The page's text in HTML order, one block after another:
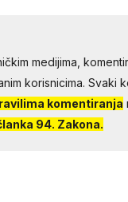
medijima,
korisnicima. Svaki
komentiranja
94. Zakona.